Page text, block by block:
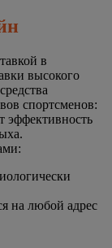
в
высокого
спортсменов:
эффективность
на любой адрес